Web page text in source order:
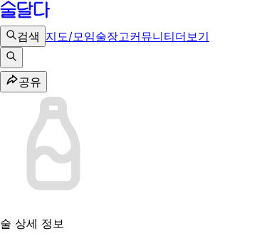
검색 지도/모임술장고커뮤니티더보기
공유
술 상세 정보